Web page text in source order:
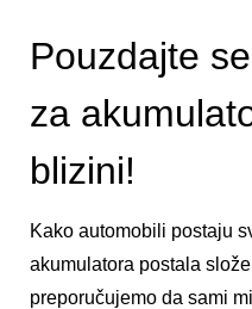
Pouzdajte
za
blizini!
Kako automobili postaju
akumulatora postala
preporučujemo da sami